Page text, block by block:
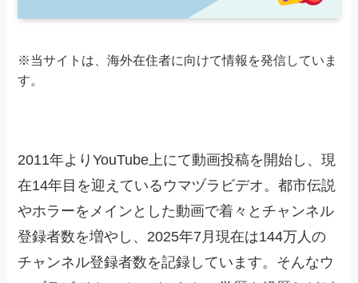
※当サイトは、海外在住者に向けて情報を発信していま
す。
2011年よりYouTube上にて動画投稿を開始し、現
在14年目を迎えているウマヅラビデオ。都市伝説
やホラーをメインとした動画で着々とチャンネル
登録者数を増やし、2025年7月現在は144万人の
チャンネル登録者数を記録しています。そんなウ